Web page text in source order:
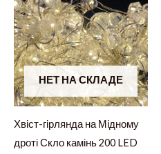
НЕТ НА СКЛАДЕ
Хвіст-гірлянда на Мідному
дроті Скло камінь 200 LED